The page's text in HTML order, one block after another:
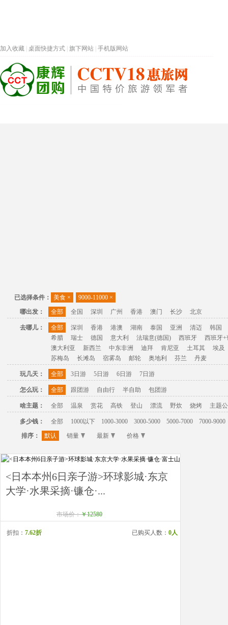
加入收藏 桌面快捷方式 旗下网站 手机版网站
已选择条件： 美食 × 9000-11000 ×
哪出发：
全部 全国 深圳 广州 香港 澳门 长沙 北京
去哪儿： 全部 深圳 香港 港澳 湖南 泰国 亚洲 清迈
韩国
希腊
瑞士 德国 意大利 法瑞意(德国) 西班牙
西班牙+
澳大利亚
新西兰 中东非洲 迪拜 肯尼亚 土耳其
埃及
苏梅岛
长滩岛 宿雾岛 邮轮 奥地利 芬兰 丹麦
玩几天： 全部 3日游 5日游 6日游 7日游
怎么玩： 全部 跟团游 自由行 半自助 包团游
啥主题： 全部 温泉 赏花 高铁 登山 漂流 野炊 烧烤 主题
多少钱： 全部 1000以下 1000-3000 3000-5000 5000-7000
7000-9000
排序：
默认 销量 最新 价格
<日本本州6日亲子游>环球影城·东京
大学·水果采摘·镰仓·...
市场价：￥12580
折扣： 7.62折 已购买人数： 0人